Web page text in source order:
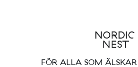
FÖR ALLA SOM